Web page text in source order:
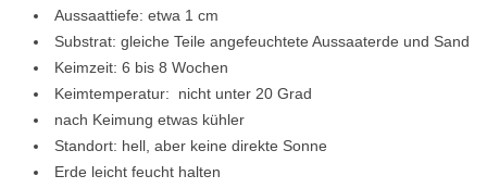
Aussaattiefe: etwa 1 cm
Substrat: gleiche Teile angefeuchtete Aussaaterde und Sand
Keimzeit: 6 bis 8 Wochen
Keimtemperatur: nicht unter 20 Grad
nach Keimung etwas kühler
Standort: hell, aber keine direkte Sonne
Erde leicht feucht halten